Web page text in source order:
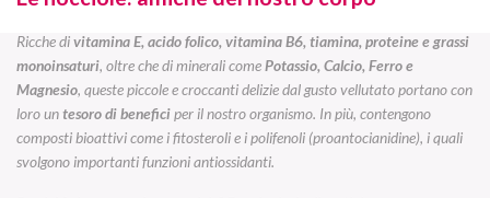
Ricche divitamina E, acido folico, vitamina B6, tiamina, proteine e grassi
monoinsaturi, oltre chedi minerali comePotassio, Calcio, Ferro e
Magnesio, queste piccole e croccanti delizie dal gusto vellutato portano con
loro untesoro di beneficiper il nostro organismo. In più, contengono
composti bioattivi come i fitosteroli e i polifenoli (proantocianidine), i quali
svolgono importanti funzioni antiossidanti.